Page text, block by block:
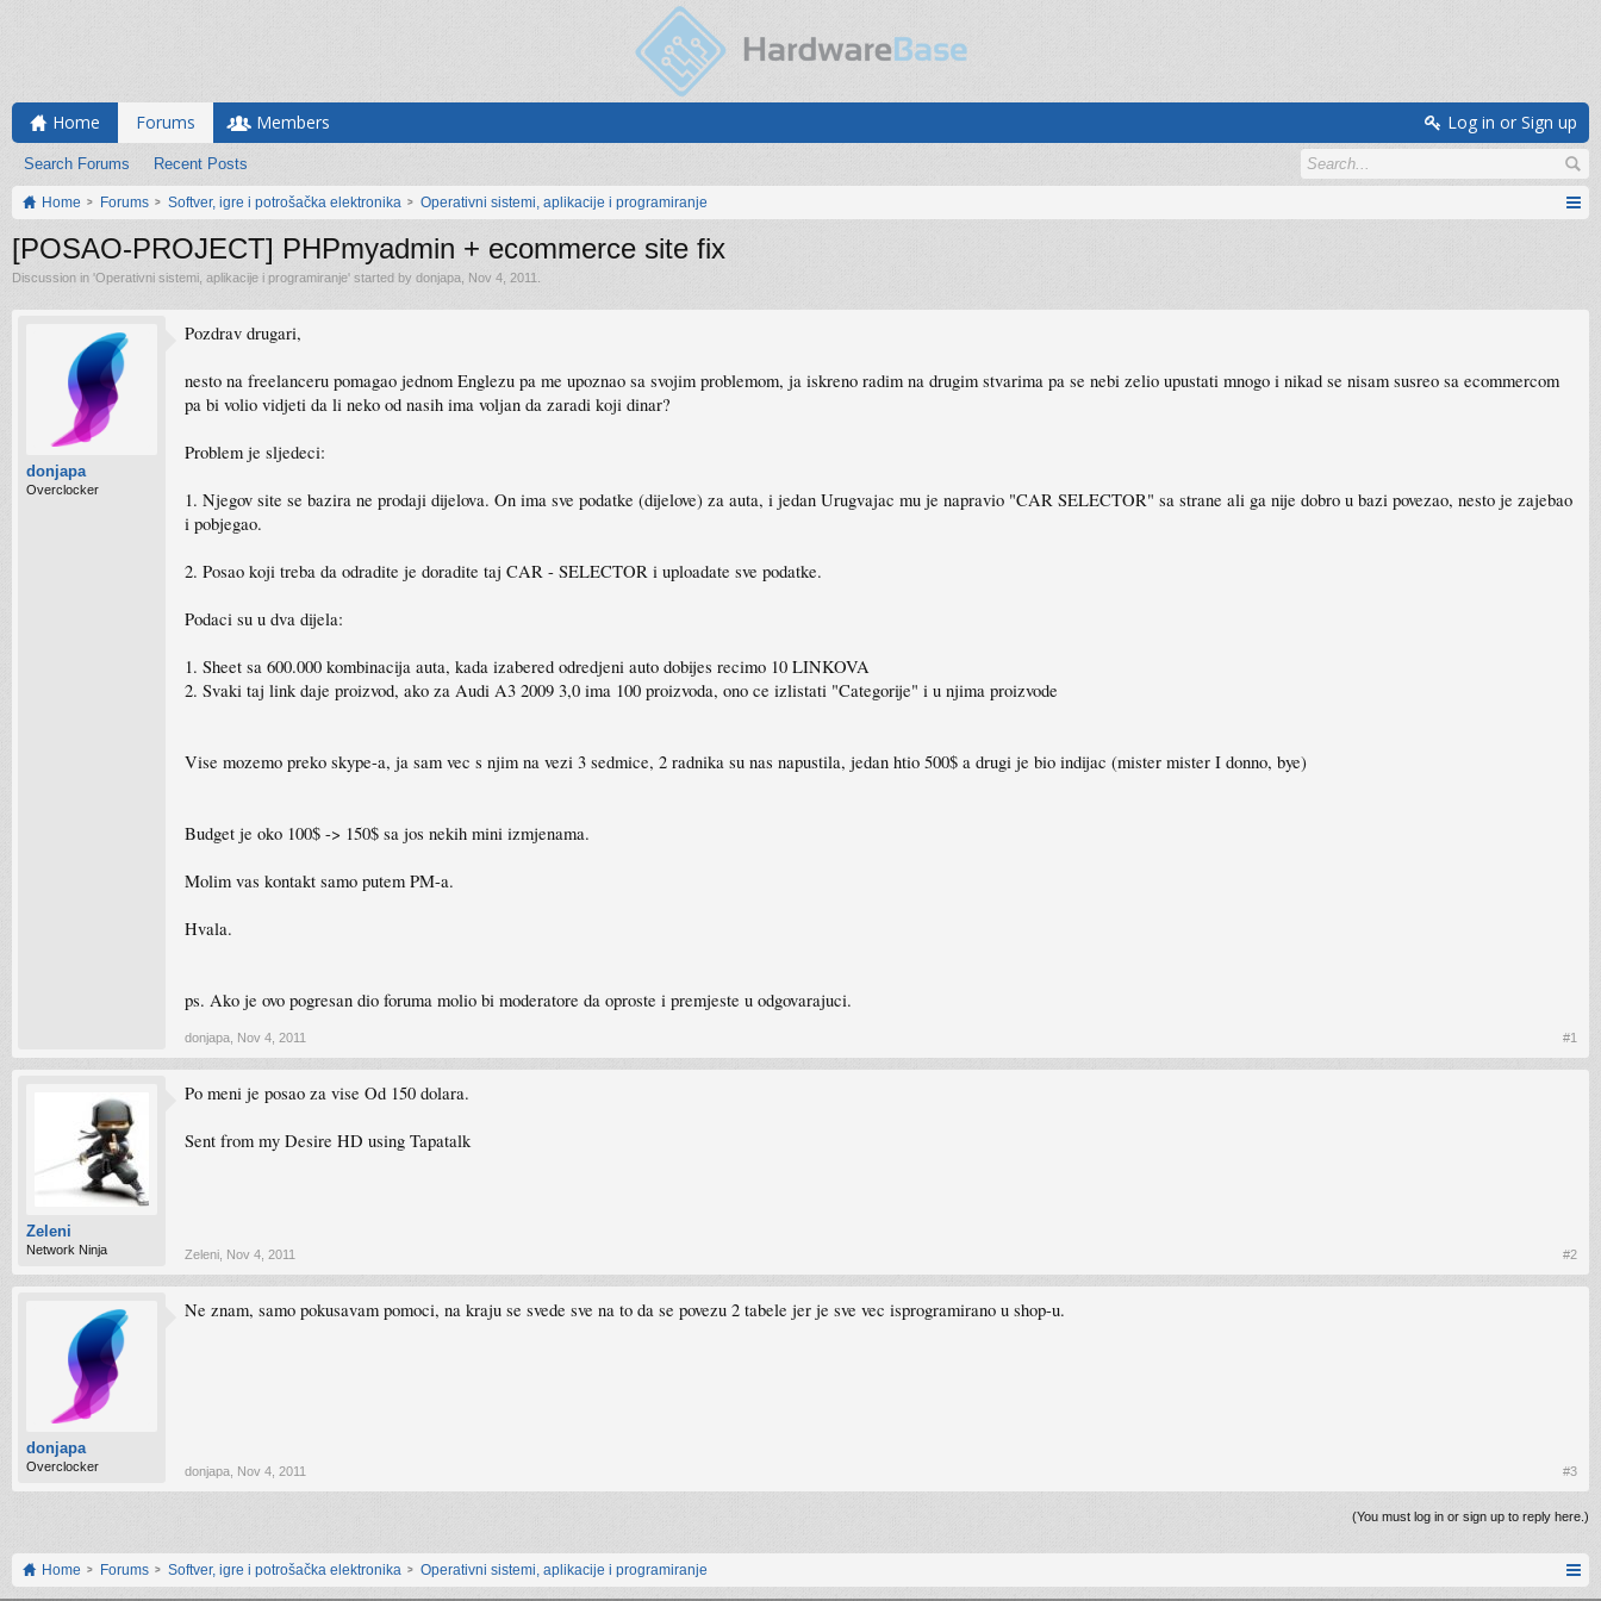
Home Forums
Search Forums Recent Posts
Members Log in or Sign up
Home Forums Softver, igre i potrošačka elektronika Operativni sistemi, aplikacije i programiranje
[POSAO-PROJECT] PHPmyadmin + ecommerce site fix
Discussion in 'Operativni sistemi, aplikacije i programiranje' started by donjapa Nov 4, 2011
donjapa
Overclocker
Pozdrav drugari,
nesto na freelanceru pomagao jednom Englezu pa me upoznao sa svojim problemom, ja iskreno radim na drugim stvarima pa se nebi zelio upustati mnogo i nikad se nisam susreo sa ecommercom
pa bi volio vidjeti da li neko od nasih ima voljan da zaradi koji dinar?
Problem je sljedeci:
1. Njegov site se bazira ne prodaji dijelova. On ima sve podatke (dijelove) za auta, i jedan Urugvajac mu je napravio "CAR SELECTOR" sa strane ali ga nije dobro u bazi povezao, nesto je zajebao
i pobjegao.
2. Posao koji treba da odradite je doradite taj CAR - SELECTOR i uploadate sve podatke.
Podaci su u dva dijela:
1. Sheet sa 600.000 kombinacija auta, kada izabered odredjeni auto dobijes recimo 10 LINKOVA
2. Svaki taj link daje proizvod, ako za Audi A3 2009 3,0 ima 100 proizvoda, ono ce izlistati "Categorije" i u njima proizvode
Vise mozemo preko skype-a, ja sam vec s njim na vezi 3 sedmice, 2 radnika su nas napustila, jedan htio 500$ a drugi je bio indijac (mister mister I donno, bye)
Budget je oko 100$ -> 150$ sa jos nekih mini izmjenama.
Molim vas kontakt samo putem PM-a.
Hvala.
ps. Ako je ovo pogresan dio foruma molio bi moderatore da oproste i premjeste u odgovarajuci.
donjapa Nov 4, 2011 #1
Zeleni
Network Ninja
Po meni je posao za vise Od 150 dolara.
Sent from my Desire HD using Tapatalk
Zeleni Nov 4, 2011 #2
donjapa
Overclocker
Ne znam, samo pokusavam pomoci, na kraju se svede sve na to da se povezu 2 tabele jer je sve vec isprogramirano u shop-u.
donjapa Nov 4, 2011 #3
(You must log in or sign up to reply here.)
Home Forums Softver, igre i potrošačka elektronika Operativni sistemi, aplikacije i programiranje